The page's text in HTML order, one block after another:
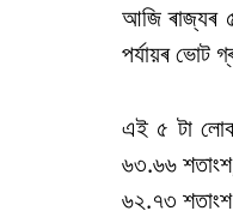
আজি ৰাজ্যৰ ৫
পৰ্যায়ৰ ভোট
এই ৫ টা
৬৩.৬৬
৬২.৭৩